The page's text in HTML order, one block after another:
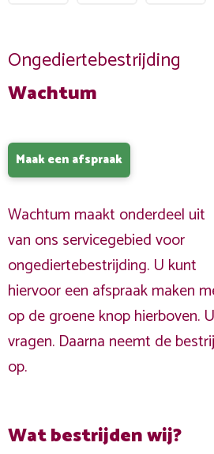
Ongediertebestrijding
Wachtum
Maak een afspraak
Wachtum maakt onderdeel uit
van ons servicegebied voor
ongediertebestrijding. U kunt
hiervoor een afspraak maken
op de groene knop hierboven.
vragen. Daarna neemt de
op.
Wat bestrijden wij?